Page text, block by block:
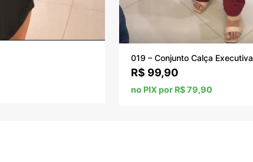
019 – Conjunto Calça Executiva
R$ 99,90
no PIX por R$ 79,90